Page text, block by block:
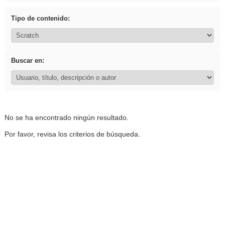
Tipo de contenido:
Buscar en:
No se ha encontrado ningún resultado.
Por favor, revisa los criterios de búsqueda.